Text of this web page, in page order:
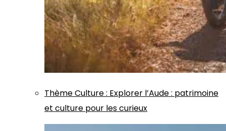
ThèmeCulture: Explorer l’Aude : patrimoine
et culture pour les curieux